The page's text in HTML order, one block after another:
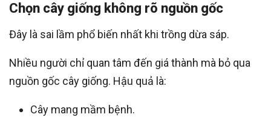
Chọn cây giống không rõ nguồn gốc
Đây là sai lầm phổ biến nhất khi trồng dừa sáp.
Nhiều người chỉ quan tâm đến giá thành mà bỏ qua
nguồn gốc cây giống. Hậu quả là:
Cây mang mầm bệnh.